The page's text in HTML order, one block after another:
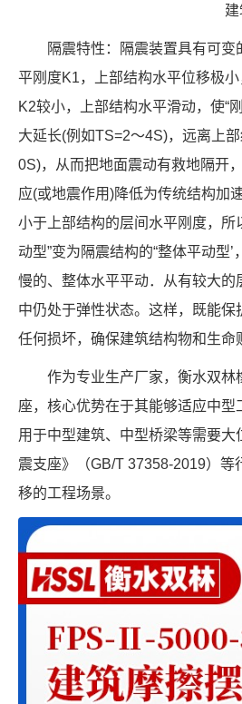
隔震特性：隔震装置具有可
平刚度K1，上部结构水平位移极
K2较小，上部结构水平滑动，使“
大延长(例如TS=2～4S)，远离上
0S)，从而把地面震动有救地隔开
应(或地震作用)降低为传统结构加
小于上部结构的层间水平刚度，所
动型”变为隔震结构的“整体平动型
慢的、整体水平平动．从有较大
中仍处于弹性状态。这样，既能
任何损坏，确保建筑结构物和生命
作为专业生产厂家，衡水双
座，核心优势在于其能够适应中
用于中型建筑、中型桥梁等需要
震支座》（GB/T 37358-2019）
移的工程场景。